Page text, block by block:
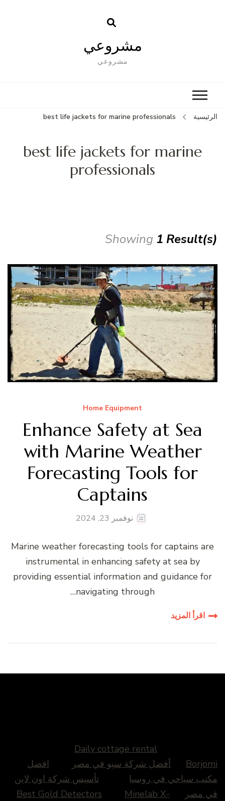
مشروعي
مشروعي
الرئيسية best life jackets for marine professionals
best life jackets for marine
professionals
Showing 1 Result(s)
Home Equipment
Enhance Safety at Sea
with Marine Weather
Forecasting Tools for
Captains
نوفمبر 23, 2024
Marine weather forecasting tools for captains are
instrumental in enhancing safety at sea by
providing essential information and guidance for
navigating through…
اقرأ المزيد
Daily cottage rental
Borjomi
أفضل شركة سيو في مصر
افضل
مكتب سياحي في روسيا
تأسيس شركة اون لاين
في مصر
Best Gold Detectors
Minelab X-